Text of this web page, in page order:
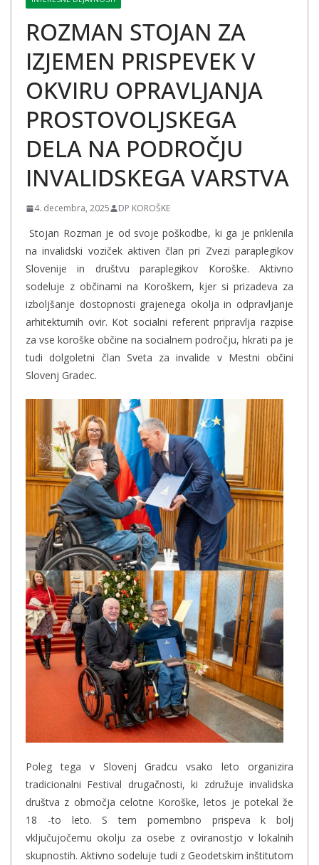
ROZMAN STOJAN ZA
IZJEMEN PRISPEVEK V
OKVIRU OPRAVLJANJA
PROSTOVOLJSKEGA
DELA NA PODROČJU
INVALIDSKEGA VARSTVA
4. decembra, 2025 DP KOROŠKE
Stojan Rozman je od svoje poškodbe, ki ga je priklenila
na invalidski voziček aktiven član pri Zvezi paraplegikov
Slovenije in društvu paraplegikov Koroške. Aktivno
sodeluje z občinami na Koroškem, kjer si prizadeva za
izboljšanje dostopnosti grajenega okolja in odpravljanje
arhitekturnih ovir. Kot socialni referent pripravlja razpise
za vse koroške občine na socialnem področju, hkrati pa je
tudi dolgoletni član Sveta za invalide v Mestni občini
Slovenj Gradec.
Poleg tega v Slovenj Gradcu vsako leto organizira
tradicionalni Festival drugačnosti, ki združuje invalidska
društva z območja celotne Koroške, letos je potekal že
18 -to leto. S tem pomembno prispeva k bolj
vključujočemu okolju za osebe z oviranostjo v lokalnih
skupnostih. Aktivno sodeluje tudi z Geodetskim inštitutom